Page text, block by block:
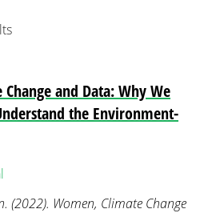
and Data: Why We
the Environment-
(2022). Women, Climate Change